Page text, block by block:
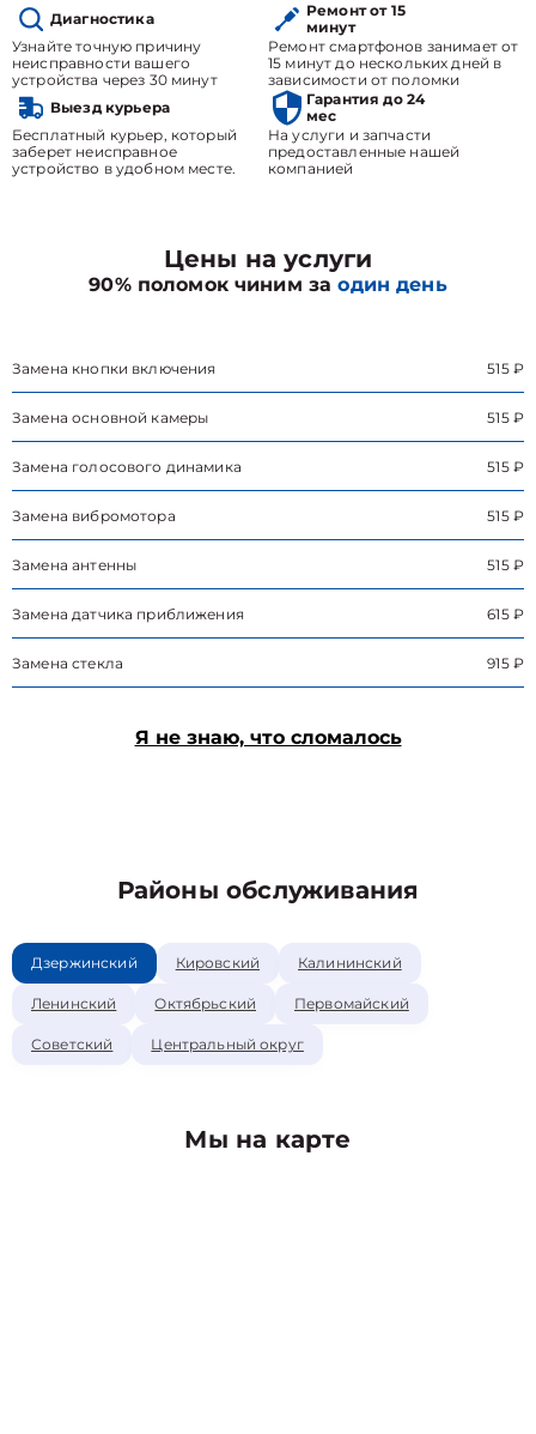
Диагностика
Узнайте точную причину
неисправности вашего
устройства через 30 минут
Ремонт от 15
минут
Ремонт смартфонов занимает от
15 минут до нескольких дней в
зависимости от поломки
Выезд курьера
Бесплатный курьер, который
заберет неисправное
устройство в удобном месте.
Гарантия до 24
мес
На услуги и запчасти
предоставленные нашей
компанией
Цены на услуги
90% поломок чиним заодин день
Замена кнопки включения 515 ₽
Замена основной камеры 515 ₽
Замена голосового динамика 515 ₽
Замена вибромотора 515 ₽
Замена антенны 515 ₽
Замена датчика приближения 615 ₽
Замена стекла 915 ₽
Я не знаю, что сломалось
Районы обслуживания
Дзержинский Кировский Калининский
Ленинский Октябрьский Первомайский
Советский Центральный округ
Мы на карте